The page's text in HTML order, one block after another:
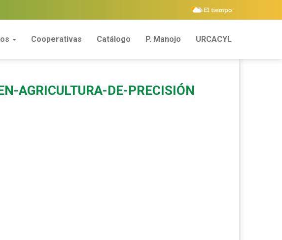
Cooperativas Catálogo P. Manojo URCACYL
AGRICULTURA-DE-PRECISIÓN